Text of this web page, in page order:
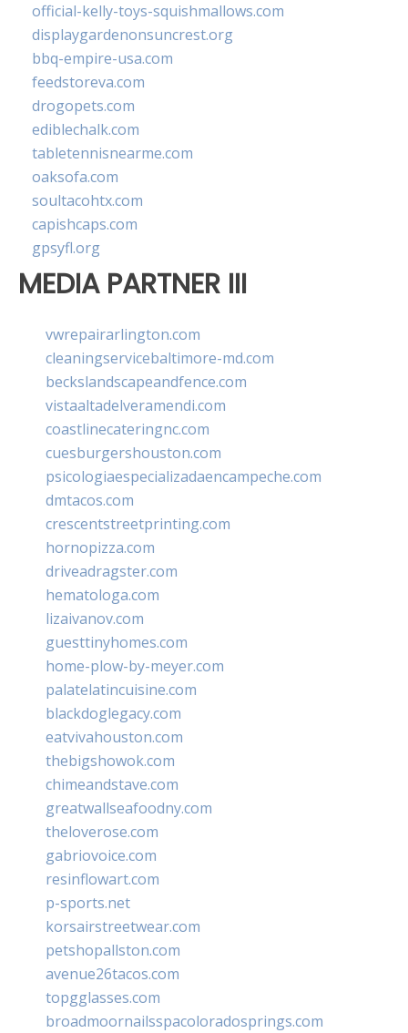
official-kelly-toys-squishmallows.com
displaygardenonsuncrest.org
bbq-empire-usa.com
feedstoreva.com
drogopets.com
ediblechalk.com
tabletennisnearme.com
oaksofa.com
soultacohtx.com
capishcaps.com
gpsyfl.org
MEDIA PARTNER III
vwrepairarlington.com
cleaningservicebaltimore-md.com
beckslandscapeandfence.com
vistaaltadelveramendi.com
coastlinecateringnc.com
cuesburgershouston.com
psicologiaespecializadaencampeche.com
dmtacos.com
crescentstreetprinting.com
hornopizza.com
driveadragster.com
hematologa.com
lizaivanov.com
guesttinyhomes.com
home-plow-by-meyer.com
palatelatincuisine.com
blackdoglegacy.com
eatvivahouston.com
thebigshowok.com
chimeandstave.com
greatwallseafoodny.com
theloverose.com
gabriovoice.com
resinflowart.com
p-sports.net
korsairstreetwear.com
petshopallston.com
avenue26tacos.com
topgglasses.com
broadmoornailsspacoloradosprings.com